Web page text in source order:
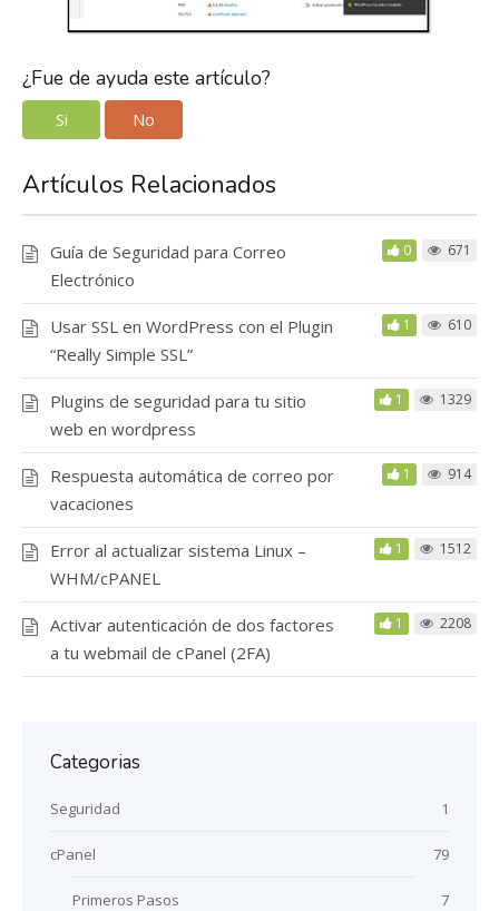
¿Fue de ayuda este artículo?
Si No
Artículos Relacionados
Guía de Seguridad para Correo
Electrónico
0 671
Usar SSL en WordPress con el Plugin
“Really Simple SSL”
1 610
Plugins de seguridad para tu sitio
web en wordpress
1 1329
Respuesta automática de correo por
vacaciones
1 914
Error al actualizar sistema Linux –
WHM/cPANEL
1 1512
Activar autenticación de dos factores
a tu webmail de cPanel (2FA)
1 2208
Categorias
Seguridad 1
cPanel 79
Primeros Pasos 7